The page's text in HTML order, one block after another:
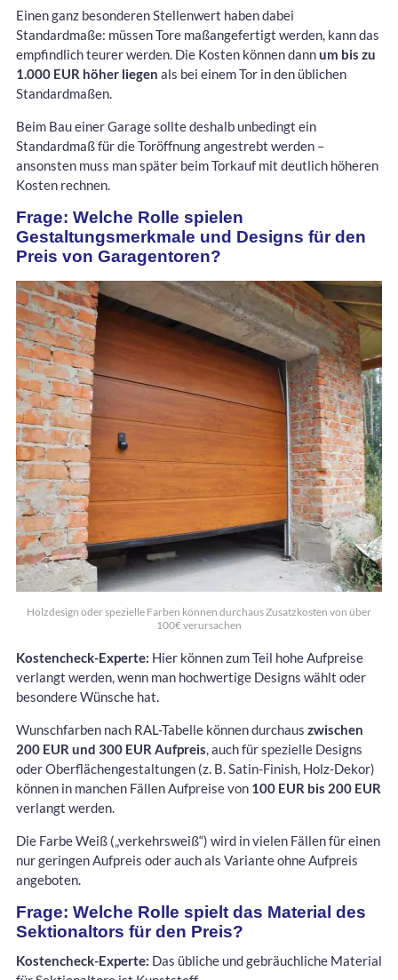
Einen ganz besonderen Stellenwert haben dabei
Standardmaße: müssen Tore maßangefertigt werden, kann das
empfindlich teurer werden. Die Kosten können dannum bis zu
1.000 EUR höher liegen als bei einem Tor in den üblichen
Standardmaßen.
Beim Bau einer Garage sollte deshalb unbedingt ein
Standardmaß für die Toröffnung angestrebt werden –
ansonsten muss man später beim Torkauf mit deutlich höheren
Kosten rechnen.
Frage: Welche Rolle spielen
Gestaltungsmerkmale und Designs für den
Preis von Garagentoren?
Holzdesign oder spezielle Farben können durchaus Zusatzkosten von über
100€ verursachen
Kostencheck-Experte: Hier können zum Teil hohe Aufpreise
verlangt werden, wenn man hochwertige Designs wählt oder
besondere Wünsche hat.
Wunschfarben nach RAL-Tabelle können durchaus zwischen
200 EUR und 300 EUR Aufpreis, auch für spezielle Designs
oder Oberflächengestaltungen (z. B. Satin-Finish, Holz-Dekor)
können in manchen Fällen Aufpreise von 100 EUR bis 200 EUR
verlangt werden.
Die Farbe Weiß („verkehrsweiß“) wird in vielen Fällen für einen
nur geringen Aufpreis oder auch als Variante ohne Aufpreis
angeboten.
Frage: Welche Rolle spielt das Material des
Sektionaltors für den Preis?
Kostencheck-Experte: Das übliche und gebräuchliche Material